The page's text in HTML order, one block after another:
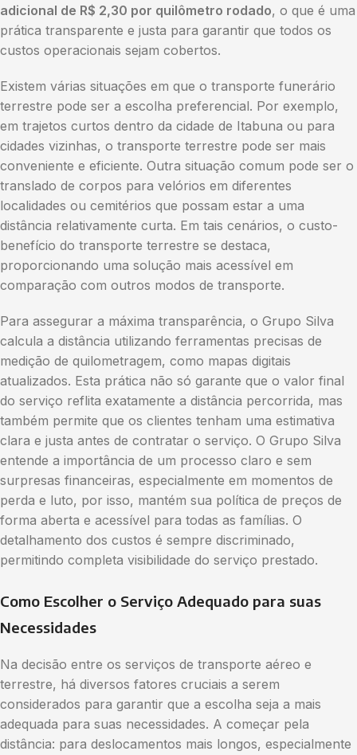
adicional de R$ 2,30 por quilômetro rodado, o que é uma
prática transparente e justa para garantir que todos os
custos operacionais sejam cobertos.
Existem várias situações em que o transporte funerário
terrestre pode ser a escolha preferencial. Por exemplo,
em trajetos curtos dentro da cidade de Itabuna ou para
cidades vizinhas, o transporte terrestre pode ser mais
conveniente e eficiente. Outra situação comum pode ser o
translado de corpos para velórios em diferentes
localidades ou cemitérios que possam estar a uma
distância relativamente curta. Em tais cenários, o custo-
benefício do transporte terrestre se destaca,
proporcionando uma solução mais acessível em
comparação com outros modos de transporte.
Para assegurar a máxima transparência, o Grupo Silva
calcula a distância utilizando ferramentas precisas de
medição de quilometragem, como mapas digitais
atualizados. Esta prática não só garante que o valor final
do serviço reflita exatamente a distância percorrida, mas
também permite que os clientes tenham uma estimativa
clara e justa antes de contratar o serviço. O Grupo Silva
entende a importância de um processo claro e sem
surpresas financeiras, especialmente em momentos de
perda e luto, por isso, mantém sua política de preços de
forma aberta e acessível para todas as famílias. O
detalhamento dos custos é sempre discriminado,
permitindo completa visibilidade do serviço prestado.
Como Escolher o Serviço Adequado para suas
Necessidades
Na decisão entre os serviços de transporte aéreo e
terrestre, há diversos fatores cruciais a serem
considerados para garantir que a escolha seja a mais
adequada para suas necessidades. A começar pela
distância: para deslocamentos mais longos, especialmente